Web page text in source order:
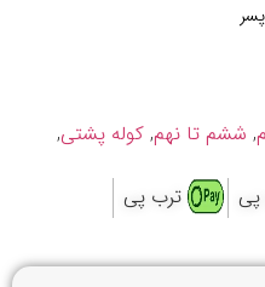
, ششم تا نهم, کوله پشتی,
ترب پی